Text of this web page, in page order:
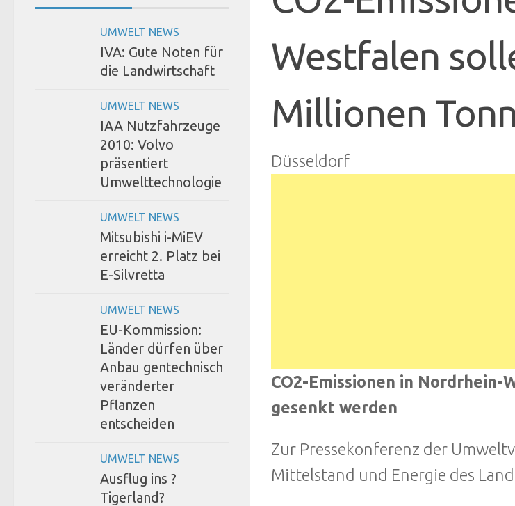
Westfalen
Millionen
Düsseldorf
CO2-Emissionen in
gesenkt werden
Zur Pressekonferenz der
Mittelstand und Energie des
UMWELT NEWS
IVA: Gute Noten für
die Landwirtschaft
UMWELT NEWS
IAA Nutzfahrzeuge
2010: Volvo
präsentiert
Umwelttechnologie
UMWELT NEWS
Mitsubishi i-MiEV
erreicht 2. Platz bei
E-Silvretta
UMWELT NEWS
EU-Kommission:
Länder dürfen über
Anbau gentechnisch
veränderter
Pflanzen
entscheiden
UMWELT NEWS
Ausflug ins ?
Tigerland?